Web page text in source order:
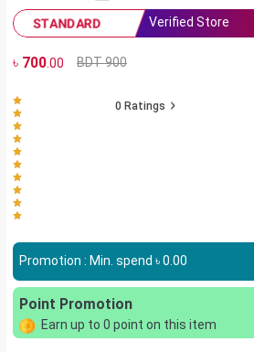
STANDARD Verified Store
৳ 700.00 BDT 900
0 Ratings
Promotion : Min. spend ৳0.00
Point Promotion
Earn up to 0 point on this item